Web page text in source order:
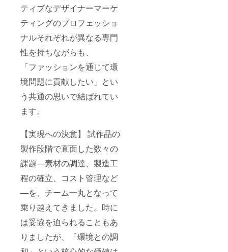
ティブなデザイナーマーケ
ティングのプロフェッショ
ナルそれぞれが異なる専門
性を持ちながらも、
「ファッションを通じて環
境問題に貢献したい」とい
う共通の思いで結ばれてい
ます。
【実現への決意】 試作品の
製作段階で直面した数々の
課題—素材の調達、製造工
程の確立、コスト管理など
—を、チーム一丸となって
乗り越えてきました。時に
は妥協を迫られることもあ
りましたが、「環境との調